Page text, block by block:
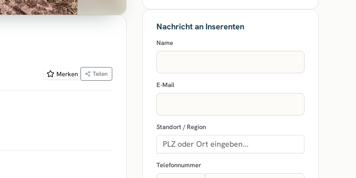
Merken Teilen
Nachricht an Inserenten
Name
E-Mail
Standort / Region
Telefonnummer